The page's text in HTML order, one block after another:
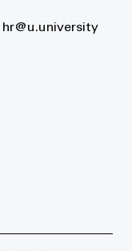
hr@u.university